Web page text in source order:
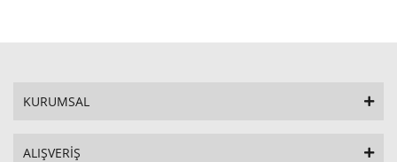
KURUMSAL
ALIŞVERİŞ